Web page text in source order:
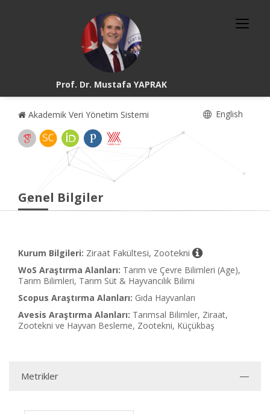
Prof. Dr. Mustafa YAPRAK
Akademik Veri Yönetim Sistemi English
Genel Bilgiler
Kurum Bilgileri: Ziraat Fakültesi, Zootekni
WoS Araştırma Alanları: Tarım ve Çevre Bilimleri (Age),
Tarım Bilimleri, Tarım Süt & Hayvancılık Bilimi
Scopus Araştırma Alanları: Gıda Hayvanları
Avesis Araştırma Alanları: Tarımsal Bilimler, Ziraat,
Zootekni ve Hayvan Besleme, Zootekni, Küçükbaş
Metrikler